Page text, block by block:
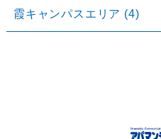
霞キャンパスエリア (4)